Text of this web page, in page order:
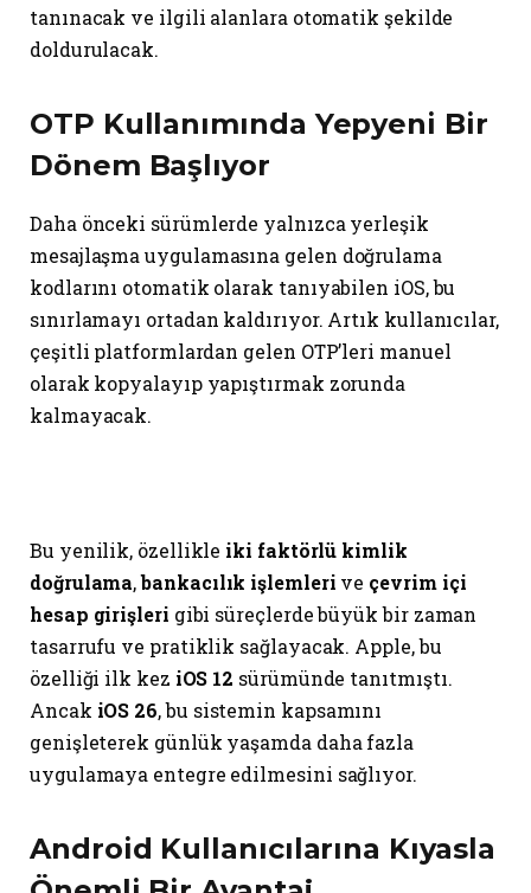
tanınacak ve ilgili alanlara otomatik şekilde
doldurulacak.
OTP Kullanımında Yepyeni Bir
Dönem Başlıyor
Daha önceki sürümlerde yalnızca yerleşik
mesajlaşma uygulamasına gelen doğrulama
kodlarını otomatik olarak tanıyabilen iOS, bu
sınırlamayı ortadan kaldırıyor. Artık kullanıcılar,
çeşitli platformlardan gelen OTP’leri manuel
olarak kopyalayıp yapıştırmak zorunda
kalmayacak.
Bu yenilik, özellikle iki faktörlü kimlik
doğrulama,bankacılık işlemleri ve çevrim içi
hesap girişleri gibi süreçlerde büyük bir zaman
tasarrufu ve pratiklik sağlayacak. Apple, bu
özelliği ilk kez iOS 12 sürümünde tanıtmıştı.
Ancak iOS 26, bu sistemin kapsamını
genişleterek günlük yaşamda daha fazla
uygulamaya entegre edilmesini sağlıyor.
Android Kullanıcılarına Kıyasla